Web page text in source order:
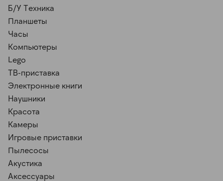
Б/У Техника
Планшеты
Часы
Компьютеры
Lego
ТВ-приставка
Электронные книги
Наушники
Красота
Камеры
Игровые приставки
Пылесосы
Акустика
Аксессуары